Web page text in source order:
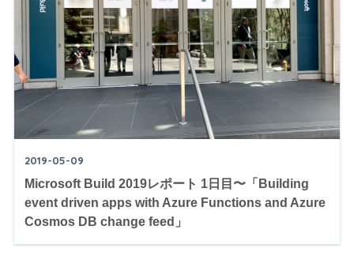
2019-05-09
Microsoft Build 2019レポート 1日目〜「Building
event driven apps with Azure Functions and Azure
Cosmos DB change feed」